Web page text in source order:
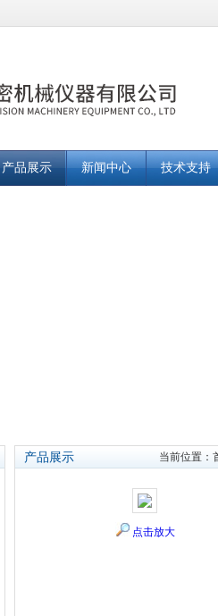
产品展示 新闻中心 技术支持
产品展示 当前位置：
点击放大